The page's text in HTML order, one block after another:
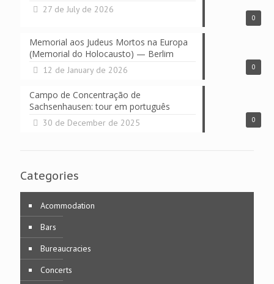
0
27 de July de 2026
0
Memorial aos Judeus Mortos na Europa
(Memorial do Holocausto) — Berlim
12 de January de 2026
0
Campo de Concentração de
Sachsenhausen: tour em português
30 de December de 2025
Categories
Acommodation
Bars
Bureaucracies
Concerts